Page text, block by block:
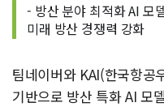
- 방산 분야 최적화 AI 모
미래 방산 경쟁력 강화
팀네이버와 KAI(한국항공
기반으로 방산 특화 AI 모